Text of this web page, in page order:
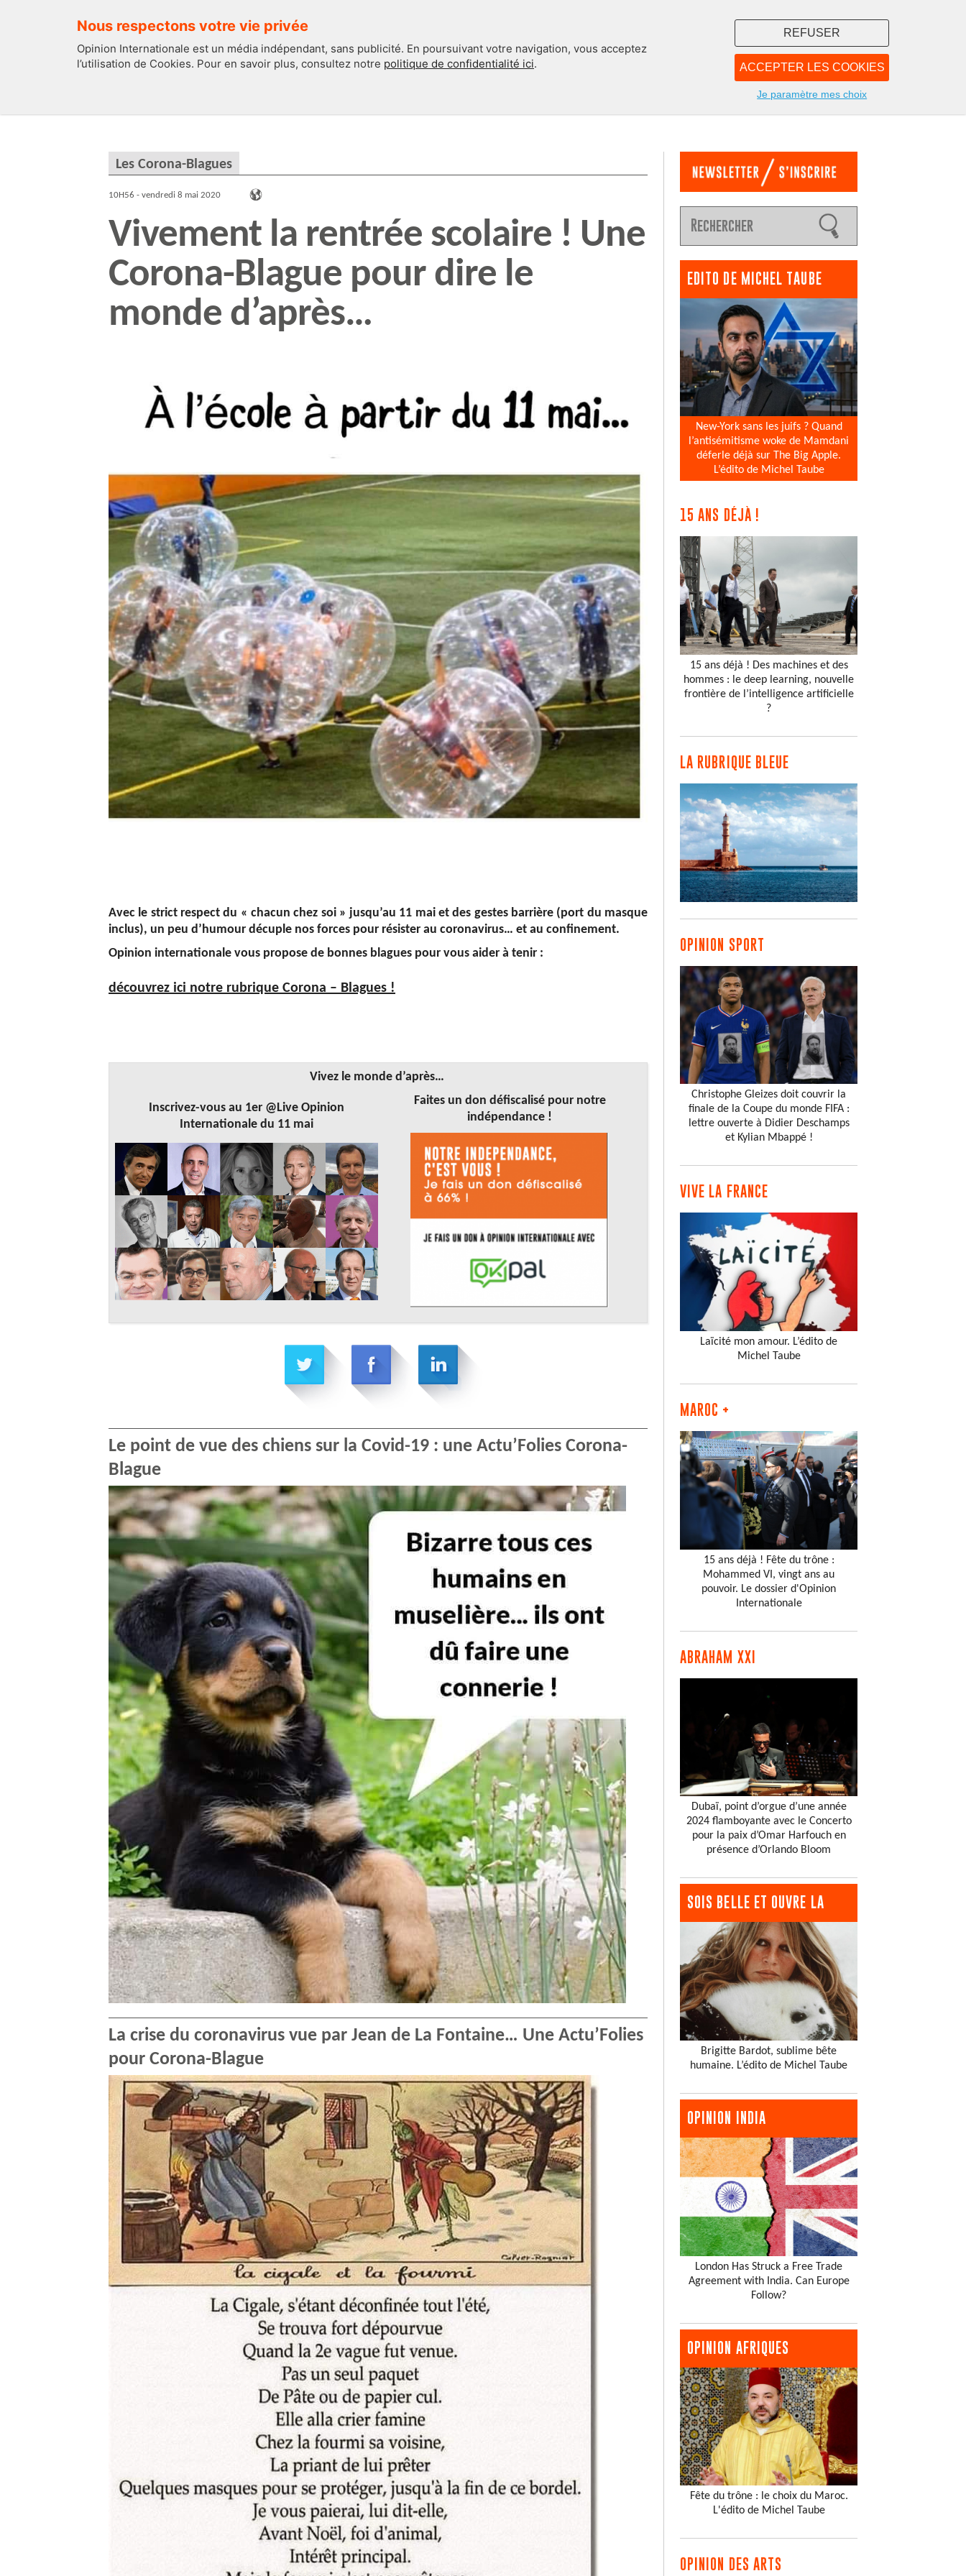
Nous respectons votre vie privée
Opinion Internationale est un média indépendant, sans publicité. En poursuivant votre navigation, vous acceptez
l’utilisation de Cookies. Pour en savoir plus, consultez notre politique de confidentialité ici. ACCEPTER LES COOKIES
REFUSER
Je paramètre mes choix
NOUS
Les Corona-Blagues
10H56 - vendredi 8 mai 2020
Vivement la rentrée scolaire ! Une
Corona-Blague pour dire le
monde d’après…
Avec le strict respect du « chacun chez soi » jusqu’au 11 mai et des gestes barrière (port du masque
inclus), un peu d’humour décuple nos forces pour résister au coronavirus… et au confinement.
Opinion internationale vous propose de bonnes blagues pour vous aider à tenir :
découvrez ici notre rubrique Corona – Blagues !
Vivez le monde d’après…
Inscrivez-vous au 1er @Live Opinion
Internationale du 11 mai
Faites un don défiscalisé pour notre
indépendance !
Le point de vue des chiens sur la Covid-19 : une Actu’Folies Corona-
Blague
La crise du coronavirus vue par Jean de La Fontaine… Une Actu’Folies
pour Corona-Blague
EDITO DE MICHEL TAUBE
New-York sans les juifs ? Quand
l’antisémitisme woke de Mamdani
déferle déjà sur The Big Apple.
L’édito de Michel Taube
15 ANS DÉJÀ !
15 ans déjà ! Des machines et des
hommes : le deep learning, nouvelle
frontière de l’intelligence artificielle
?
LA RUBRIQUE BLEUE
OPINION SPORT
Christophe Gleizes doit couvrir la
finale de la Coupe du monde FIFA :
lettre ouverte à Didier Deschamps
et Kylian Mbappé !
VIVE LA FRANCE
Laïcité mon amour. L’édito de
Michel Taube
MAROC +
15 ans déjà ! Fête du trône :
Mohammed VI, vingt ans au
pouvoir. Le dossier d'Opinion
Internationale
ABRAHAM XXI
Dubaï, point d’orgue d’une année
2024 flamboyante avec le Concerto
pour la paix d’Omar Harfouch en
présence d’Orlando Bloom
SOIS BELLE ET OUVRE LA
Brigitte Bardot, sublime bête
humaine. L’édito de Michel Taube
OPINION INDIA
London Has Struck a Free Trade
Agreement with India. Can Europe
Follow?
OPINION AFRIQUES
Fête du trône : le choix du Maroc.
L'édito de Michel Taube
OPINION DES ARTS